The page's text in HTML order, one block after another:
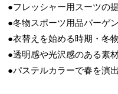
●フレッシャー用スーツの
●冬物スポーツ用品バーゲン
●衣替えを始める時期・冬
●透明感や光沢感のある素
●パステルカラーで春を演